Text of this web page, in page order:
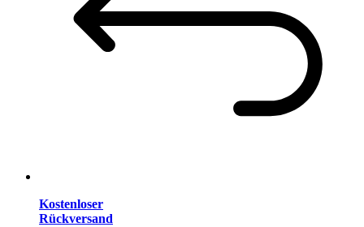
Kostenloser
Rückversand